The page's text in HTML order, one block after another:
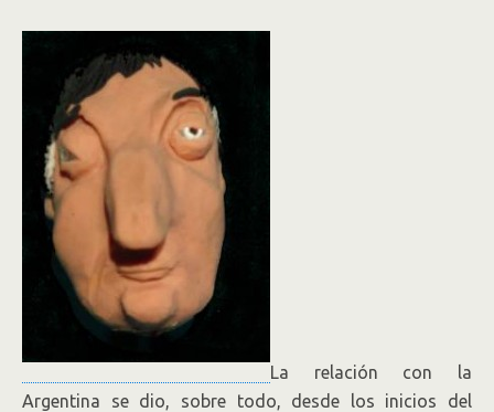
La relación con la
Argentina se dio, sobre todo, desde los inicios del